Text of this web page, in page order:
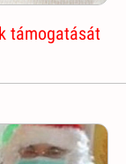
támogatását